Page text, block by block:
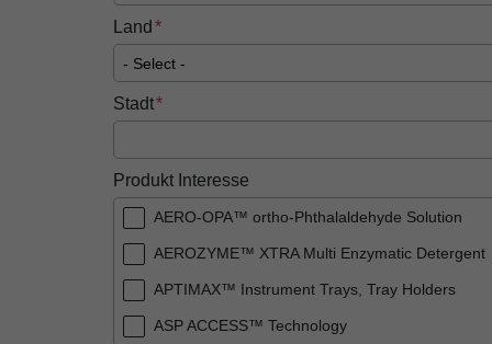
Land
Stadt
Produkt Interesse
AERO-OPA™ ortho-Phthalaldehyde Solution
AEROZYME™ XTRA Multi Enzymatic Detergent
APTIMAX™​ Instrument Trays, Tray Holders
ASP ACCESS™​ Technology